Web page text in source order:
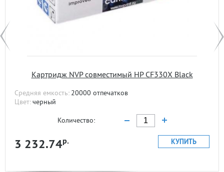
Картридж NVP совместимый HP CF330X Black
Средняя емкость: 20000 отпечатков
Цвет:черный
Количество:
3 232.74р. КУПИТЬ